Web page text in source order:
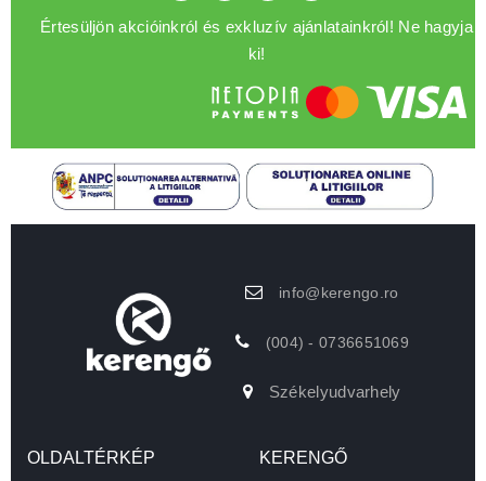
Értesüljön akcióinkról és exkluzív ajánlatainkról! Ne hagyja
ki!
info@kerengo.ro
(004) - 0736651069
Székelyudvarhely
OLDALTÉRKÉP KERENGŐ